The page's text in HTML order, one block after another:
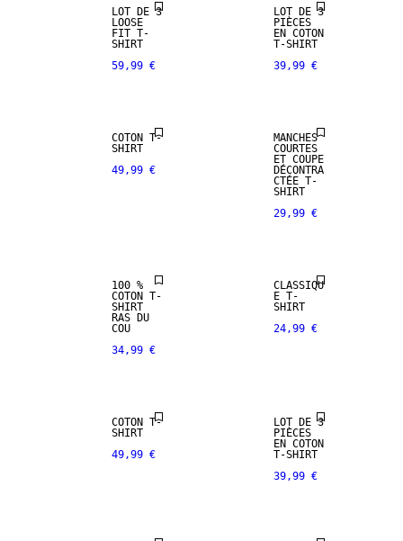
LOT DE 3
LOOSE
FIT T-
SHIRT
59,99 €
LOT DE 3
PIÈCES
EN COTON
T-SHIRT
39,99 €
NEW
COTON T-
SHIRT
49,99 €
MANCHES
COURTES
ET COUPE
DÉCONTRA
CTÉE T-
SHIRT
29,99 €
100 %
COTON T-
SHIRT
RAS DU
COU
34,99 €
CLASSIQU
E T-
SHIRT
24,99 €
NEW
COTON T-
SHIRT
49,99 €
LOT DE 3
PIÈCES
EN COTON
T-SHIRT
39,99 €